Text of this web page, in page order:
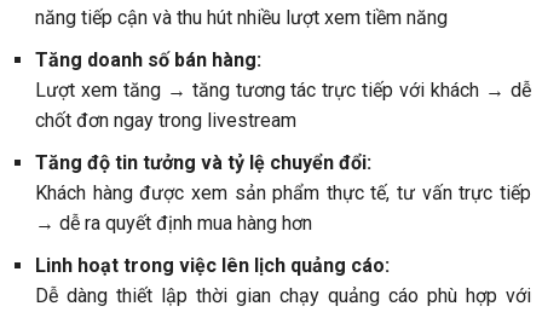
năng tiếp cận và thu hút nhiều lượt xem tiềm năng
Tăng doanh số bán hàng:
Lượt xem tăng → tăng tương tác trực tiếp với khách → dễ
chốt đơn ngay trong livestream
Tăng độ tin tưởng và tỷ lệ chuyển đổi:
Khách hàng được xem sản phẩm thực tế, tư vấn trực tiếp
→ dễ ra quyết định mua hàng hơn
Linh hoạt trong việc lên lịch quảng cáo:
Dễ dàng thiết lập thời gian chạy quảng cáo phù hợp với